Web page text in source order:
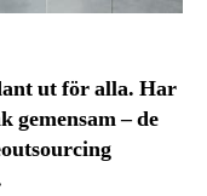
ut för alla. Har
gemensam – de